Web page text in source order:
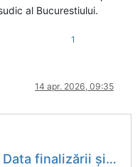
al Bucurestiului.
1
14 apr. 2026, 09:35
și linia de tramvai